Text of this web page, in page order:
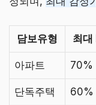
담보유형 최대
아파트 70%
단독주택 60%